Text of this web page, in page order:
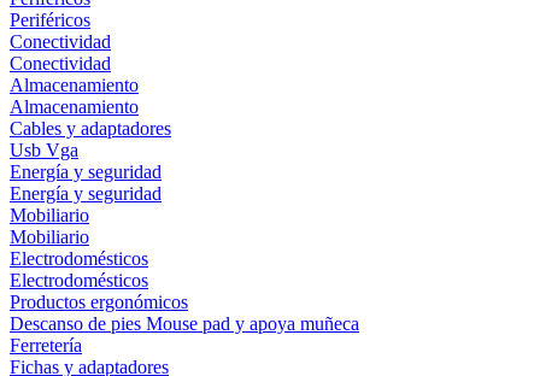
Periféricos
Conectividad
Conectividad
Almacenamiento
Almacenamiento
Cables y adaptadores
Usb Vga
Energía y seguridad
Energía y seguridad
Mobiliario
Mobiliario
Electrodomésticos
Electrodomésticos
Productos ergonómicos
Descanso de pies Mouse pad y apoya muñeca
Ferretería
Fichas y adaptadores